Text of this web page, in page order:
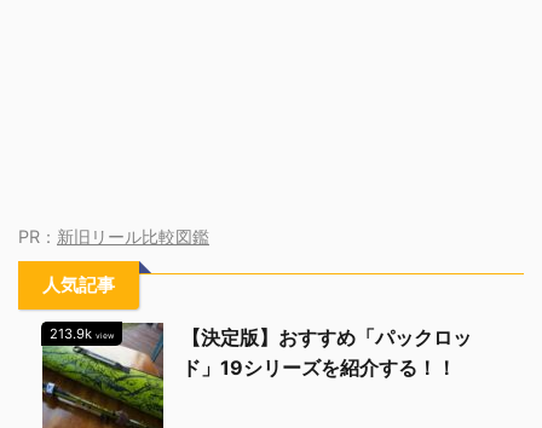
PR： 新旧リール比較図鑑
人気記事
213.9k view
【決定版】おすすめ「パックロッ
ド」19シリーズを紹介する！！